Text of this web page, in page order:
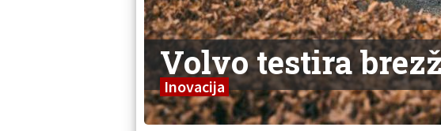
Volvo testira
Inovacija